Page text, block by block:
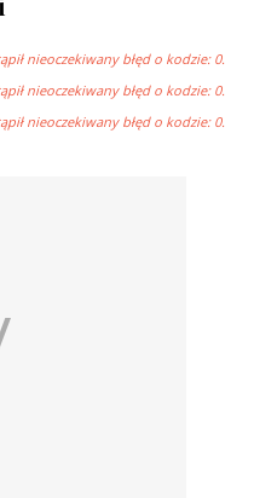
nieoczekiwany błęd o kodzie: 0.
nieoczekiwany błęd o kodzie: 0.
nieoczekiwany błęd o kodzie: 0.